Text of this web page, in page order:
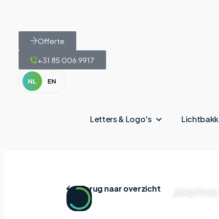
Offerte
+31 85 006 9917
NL EN
Letters & Logo's
Terug naar overzicht
Home|Projecten|Kamp Coating Groep